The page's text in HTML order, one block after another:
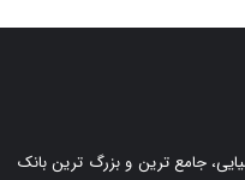
جامع ترین و بزرگ ترین بانک